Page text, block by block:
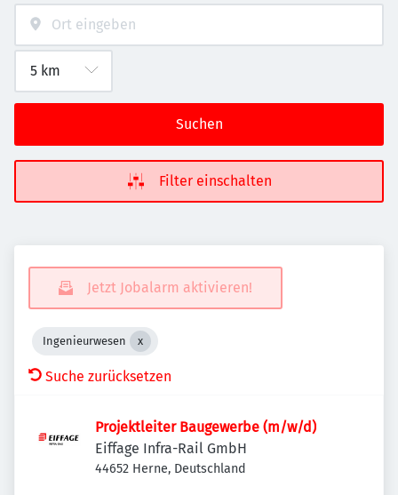
Suchen
Filter einschalten
Jetzt Jobalarm aktivieren!
Ingenieurwesen
Suche zurücksetzen
Projektleiter Baugewerbe (m/w/d)
Eiffage Infra-Rail GmbH
44652 Herne, Deutschland